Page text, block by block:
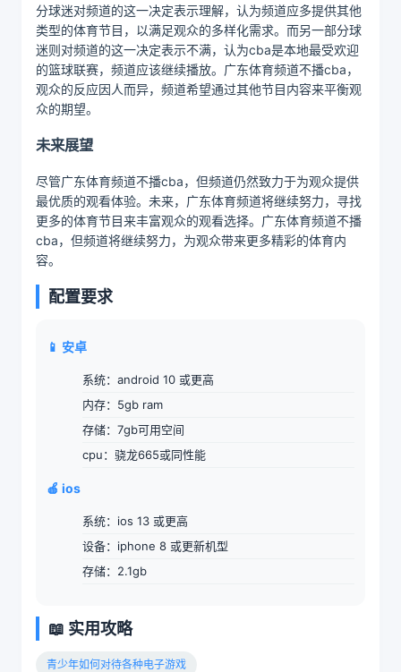
分球迷对频道的这一决定表示理解，认为频道应多提供其他
类型的体育节目，以满足观众的多样化需求。而另一部分球
迷则对频道的这一决定表示不满，认为cba是本地最受欢迎
的篮球联赛，频道应该继续播放。广东体育频道不播cba，
观众的反应因人而异，频道希望通过其他节目内容来平衡观
众的期望。
未来展望
尽管广东体育频道不播cba，但频道仍然致力于为观众提供
最优质的观看体验。未来，广东体育频道将继续努力，寻找
更多的体育节目来丰富观众的观看选择。广东体育频道不播
cba，但频道将继续努力，为观众带来更多精彩的体育内
容。
配置要求
📱 安卓
系统：android 10 或更高
内存：5gb ram
存储：7gb可用空间
cpu：骁龙665或同性能
🍎 ios
系统：ios 13 或更高
设备：iphone 8 或更新机型
存储：2.1gb
📖 实用攻略
青少年如何对待各种电子游戏